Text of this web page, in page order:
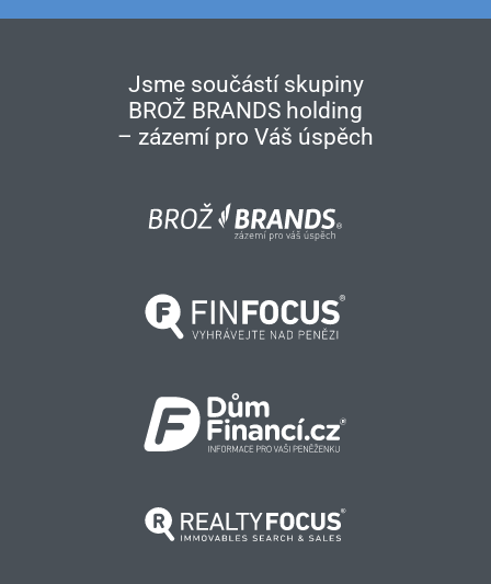
Jsme součástí skupiny
BROŽ BRANDS holding
– zázemí pro Váš úspěch